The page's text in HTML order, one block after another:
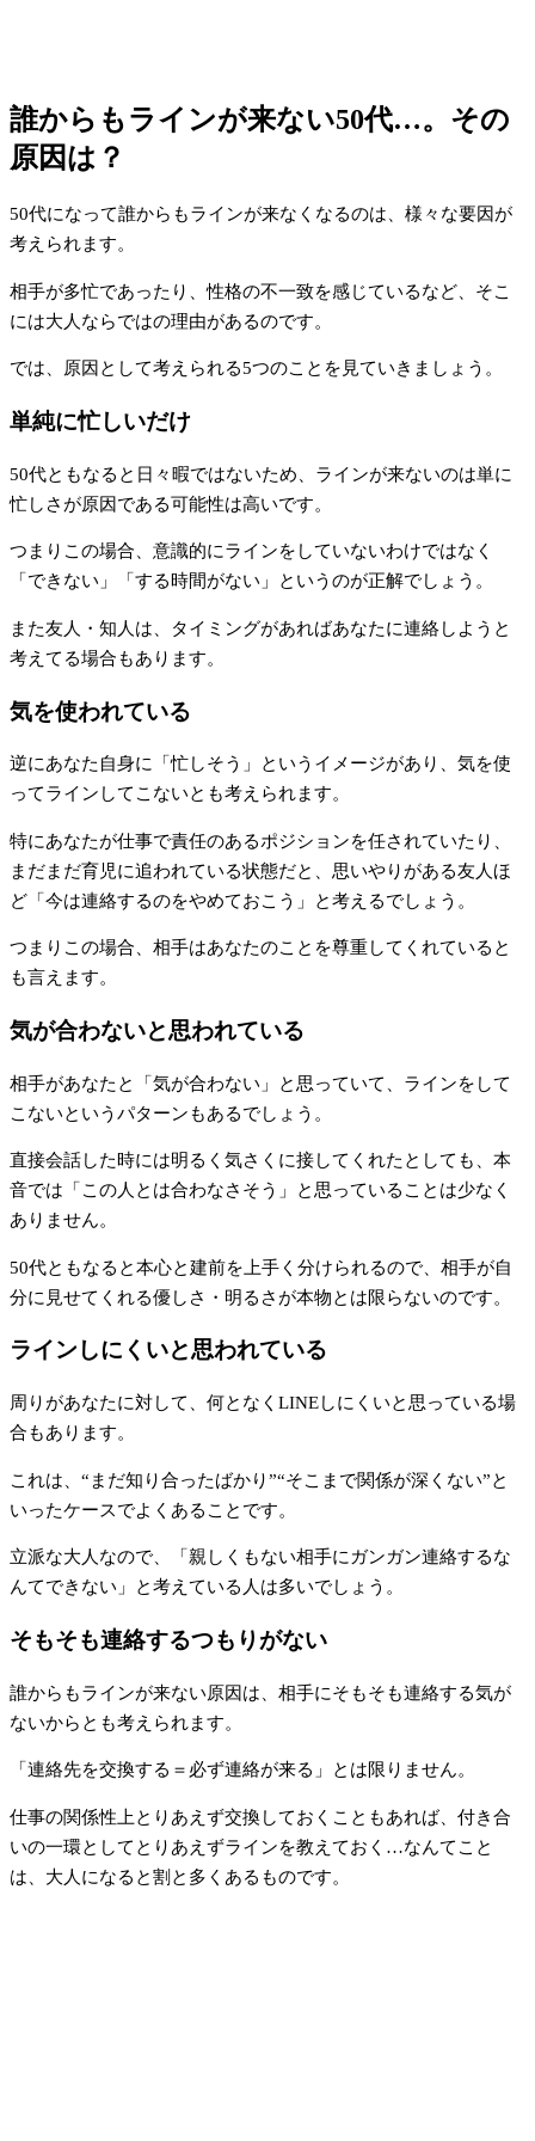
誰からもラインが来ない50代…。その
原因は？
50代になって誰からもラインが来なくなるのは、様々な要因が
考えられます。
相手が多忙であったり、性格の不一致を感じているなど、そこ
には大人ならではの理由があるのです。
では、原因として考えられる5つのことを見ていきましょう。
単純に忙しいだけ
50代ともなると日々暇ではないため、ラインが来ないのは単に
忙しさが原因である可能性は高いです。
つまりこの場合、意識的にラインをしていないわけではなく
「できない」「する時間がない」というのが正解でしょう。
また友人・知人は、タイミングがあればあなたに連絡しようと
考えてる場合もあります。
気を使われている
逆にあなた自身に「忙しそう」というイメージがあり、気を使
ってラインしてこないとも考えられます。
特にあなたが仕事で責任のあるポジションを任されていたり、
まだまだ育児に追われている状態だと、思いやりがある友人ほ
ど「今は連絡するのをやめておこう」と考えるでしょう。
つまりこの場合、相手はあなたのことを尊重してくれていると
も言えます。
気が合わないと思われている
相手があなたと「気が合わない」と思っていて、ラインをして
こないというパターンもあるでしょう。
直接会話した時には明るく気さくに接してくれたとしても、本
音では「この人とは合わなさそう」と思っていることは少なく
ありません。
50代ともなると本心と建前を上手く分けられるので、相手が自
分に見せてくれる優しさ・明るさが本物とは限らないのです。
ラインしにくいと思われている
周りがあなたに対して、何となくLINEしにくいと思っている場
合もあります。
これは、“まだ知り合ったばかり”“そこまで関係が深くない”と
いったケースでよくあることです。
立派な大人なので、「親しくもない相手にガンガン連絡するな
んてできない」と考えている人は多いでしょう。
そもそも連絡するつもりがない
誰からもラインが来ない原因は、相手にそもそも連絡する気が
ないからとも考えられます。
「連絡先を交換する＝必ず連絡が来る」とは限りません。
仕事の関係性上とりあえず交換しておくこともあれば、付き合
いの一環としてとりあえずラインを教えておく…なんてこと
は、大人になると割と多くあるものです。